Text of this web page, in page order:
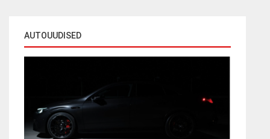
AUTOUUDISED